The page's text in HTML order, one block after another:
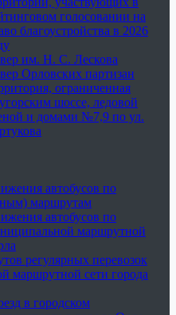
голосовании на
благоустройства в 2026
им. Н. С. Лескова
Орловских партизан
ограниченная
шоссе, ледовой
и домами №7,9 по ул.
автобусов по
маршрутам
автобусов по
маршрутной
регулярных перевозок
маршрутной сети города
в городском